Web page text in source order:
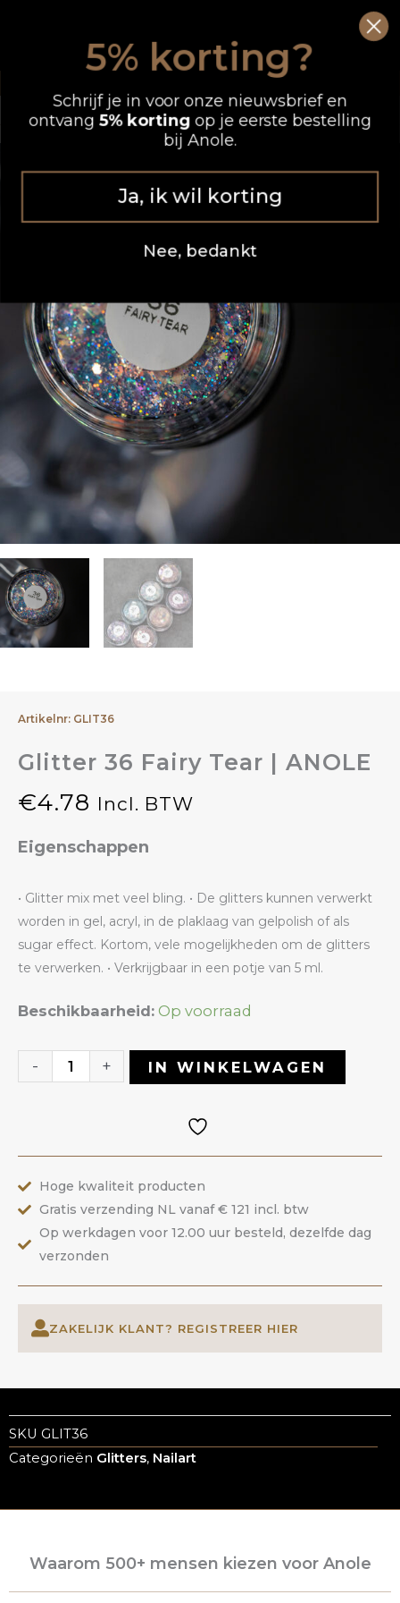
inhoud
Artikelnr: GLIT36
Glitter 36 Fairy Tear | ANOLE
€4.78 Incl. BTW
Eigenschappen
• Glitter mix met veel bling. • De glitters kunnen verwerkt
worden in gel, acryl, in de plaklaag van gelpolish of als
sugar effect. Kortom, vele mogelijkheden om de glitters
te verwerken. • Verkrijgbaar in een potje van 5 ml.
Beschikbaarheid: Op voorraad
-
Glitter
Fairy
+ IN WINKELWAGEN
Hoge kwaliteit producten
Gratis verzending NL vanaf € 121 incl. btw
Op werkdagen voor 12.00 uur besteld, dezelfde dag
verzonden
ZAKELIJK KLANT? REGISTREER HIER
SKU GLIT36
Categorieën Glitters, Nailart
Waarom 500+ mensen kiezen voor Anole
5% korting?
Schrijf je in voor onze nieuwsbrief en
ontvang5% korting op je eerste bestelling
bij Anole.
Ja, ik wil korting
Nee, bedankt